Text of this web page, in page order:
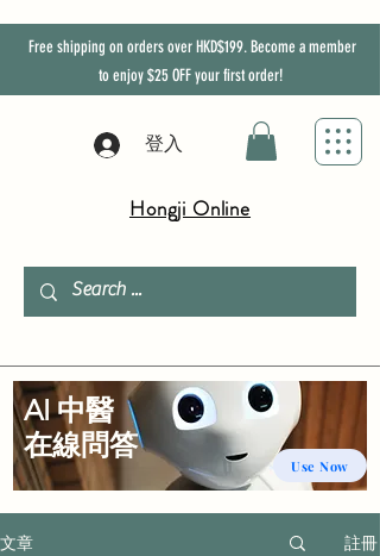
Free shipping on orders over HKD$199. Become a member
to enjoy$25 OFFyour first order!
登入
Hongji Online
文章 註冊
Use Now
AI 中醫
​在線問答